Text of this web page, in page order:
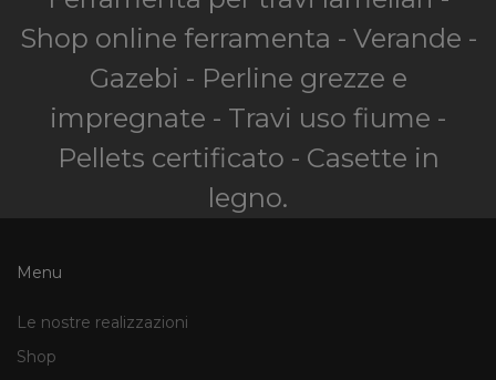
Shop online ferramenta - Verande -
Gazebi - Perline grezze e
impregnate - Travi uso fiume -
Pellets certificato - Casette in
legno.
Menu
Le nostre realizzazioni
Shop